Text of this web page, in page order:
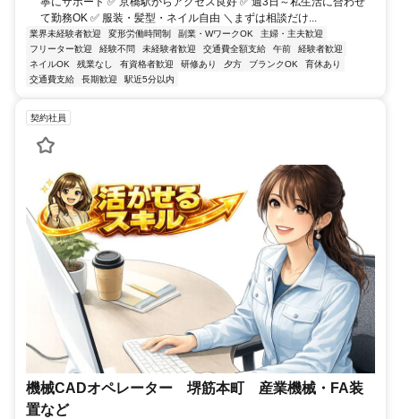
て勤務OK ✅ 服装・髪型・ネイル自由 ＼まずは相談だけ...
業界未経験者歓迎 変形労働時間制 副業・WワークOK
主婦・主夫歓迎
フリーター歓迎
経験不問 未経験者歓迎 交通費全額支給 午前
経験者歓迎
ネイルOK
残業なし 有資格者歓迎 研修あり 夕方 ブランクOK
育休あり
交通費支給
長期歓迎 駅近5分以内
契約社員
機械CADオペレーター 堺筋本町 産業機械・FA装
置など